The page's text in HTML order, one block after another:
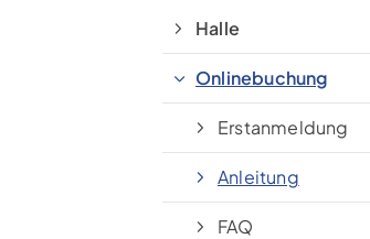
Halle
Onlinebuchung
Erstanmeldung
Anleitung
FAQ